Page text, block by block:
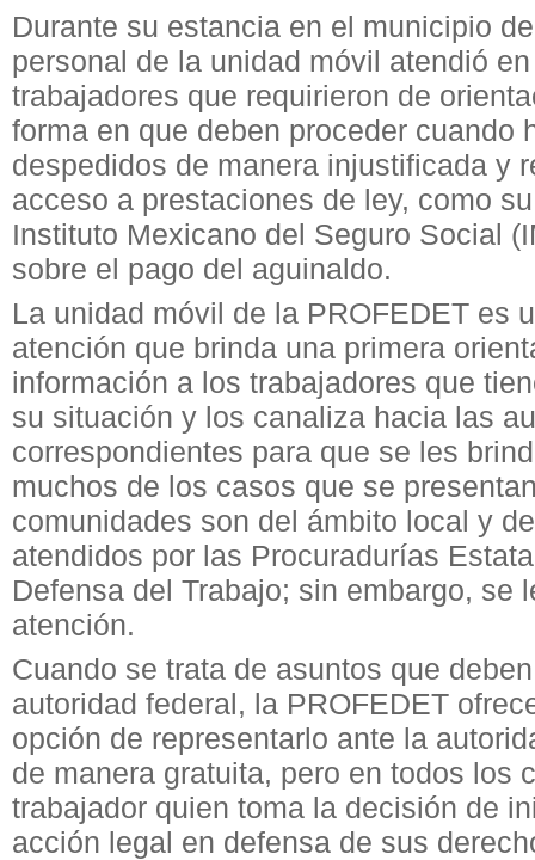
Durante su estancia en el municipio
personal de la unidad móvil atendió
trabajadores que requirieron de
forma en que deben proceder cuando
despedidos de manera injustificada y
acceso a prestaciones de ley, como
Instituto Mexicano del Seguro Social
sobre el pago del aguinaldo.
La unidad móvil de la PROFEDET es
atención que brinda una primera
información a los trabajadores que
su situación y los canaliza hacia las
correspondientes para que se les
muchos de los casos que se
comunidades son del ámbito local y
atendidos por las Procuradurías
Defensa del Trabajo; sin embargo, se
atención.
Cuando se trata de asuntos que
autoridad federal, la PROFEDET
opción de representarlo ante la
de manera gratuita, pero en todos los
trabajador quien toma la decisión de
acción legal en defensa de sus